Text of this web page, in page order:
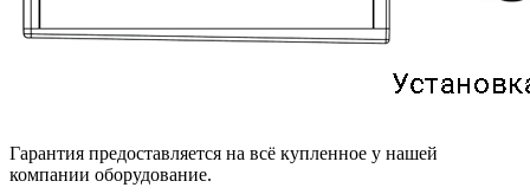
Гарантия предоставляется на всё купленное у нашей
компании оборудование.